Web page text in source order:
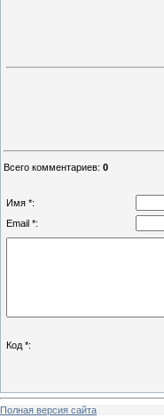
Всего комментариев: 0
Имя *:
Email *:
Код *:
Полная версия сайта